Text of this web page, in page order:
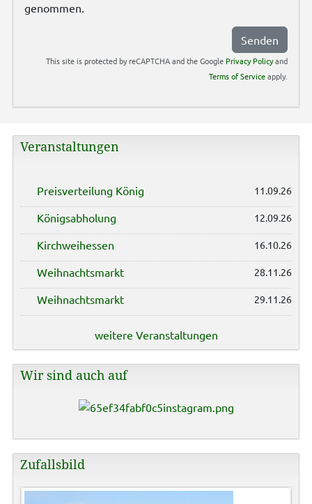
genommen.
Senden
This site is protected by reCAPTCHA and the Google Privacy Policyand
Terms of Serviceapply.
Veranstaltungen
Preisverteilung König 11.09.26
Königsabholung 12.09.26
Kirchweihessen 16.10.26
Weihnachtsmarkt 28.11.26
Weihnachtsmarkt 29.11.26
weitere Veranstaltungen
Wir sind auch auf
Zufallsbild